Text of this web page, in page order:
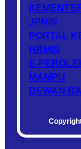
JPNIN
PORTAL
HRMIS
E-
MAMPU
DEWAN